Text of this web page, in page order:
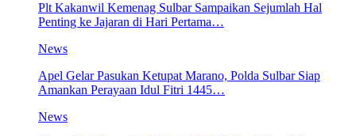
Plt Kakanwil Kemenag Sulbar Sampaikan Sejumlah Hal
Penting ke Jajaran di Hari Pertama…
News
Apel Gelar Pasukan Ketupat Marano, Polda Sulbar Siap
Amankan Perayaan Idul Fitri 1445…
News